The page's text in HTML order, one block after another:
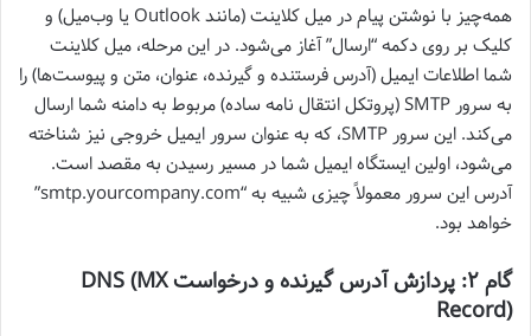
همه‌چیز با نوشتن پیام در میل کلاینت (مانند Outlook یا وب‌میل) و
کلیک بر روی دکمه “ارسال” آغاز می‌شود. در این مرحله، میل کلاینت
شما اطلاعات ایمیل (آدرس فرستنده و گیرنده، عنوان، متن و پیوست‌ها) را
به سرور SMTP (پروتکل انتقال نامه ساده) مربوط به دامنه شما ارسال
می‌کند. این سرور SMTP، که به عنوان سرور ایمیل خروجی نیز شناخته
می‌شود، اولین ایستگاه ایمیل شما در مسیر رسیدن به مقصد است.
آدرس این سرور معمولاً چیزی شبیه به “smtp.yourcompany.com”
خواهد بود.
گام ۲: پردازش آدرس گیرنده و درخواست DNS (MX
Record)